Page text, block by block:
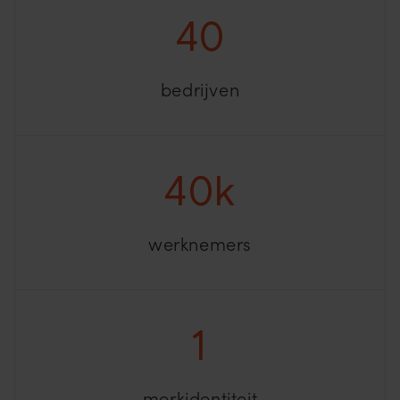
40
bedrijven
40k
werknemers
1